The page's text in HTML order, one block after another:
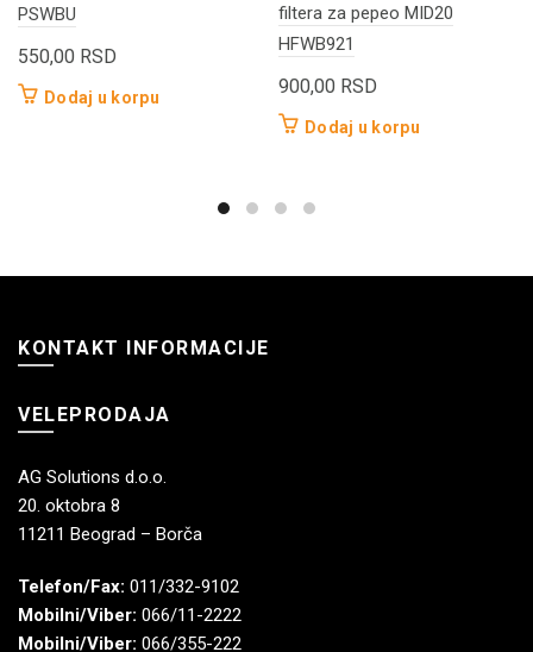
PSWBU
550,00 RSD
Dodaj u korpu
filtera za pepeo MID20
HFWB921
900,00 RSD
Dodaj u korpu
KONTAKT INFORMACIJE
VELEPRODAJA
AG Solutions d.o.o.
20. oktobra 8
11211 Beograd – Borča
Telefon/Fax: 011/332-9102
Mobilni/Viber: 066/11-2222
Mobilni/Viber: 066/355-222